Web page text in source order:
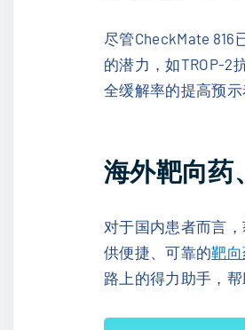
尽管CheckMate
的潜力，如TROP-2
全缓解率的提高预示
海外靶向药
对于国内患者而言
供便捷、可靠的靶
路上的得力助手，